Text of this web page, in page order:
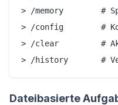
> /memory        #
> /config        #
> /clear         #
> /history       #
Dateibasierte